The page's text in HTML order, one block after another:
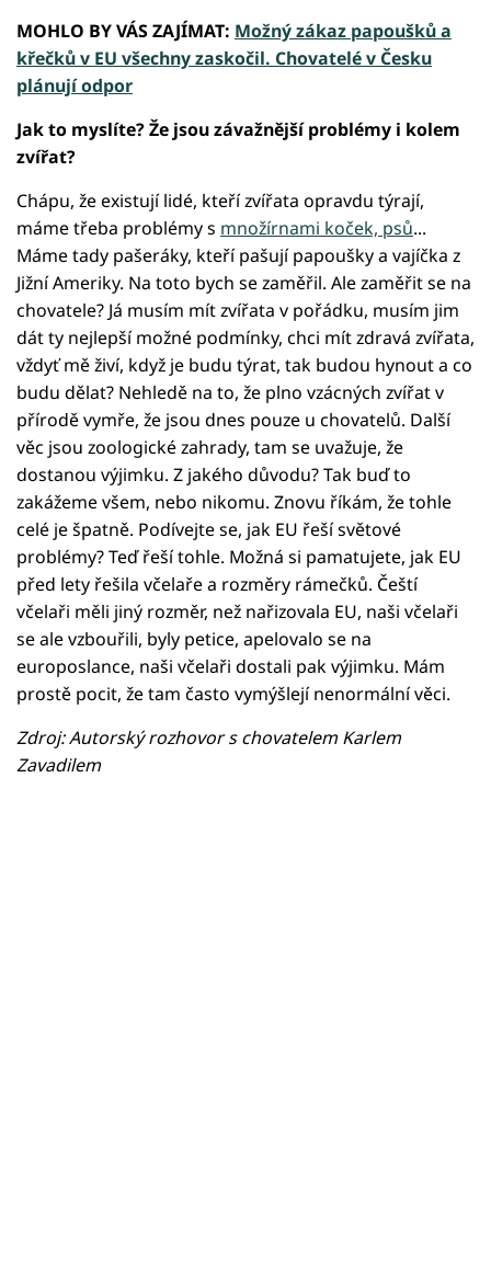
MOHLO BY VÁS ZAJÍMAT: Možný zákaz papoušků a
křečků v EU všechny zaskočil. Chovatelé v Česku
plánují odpor
Jak to myslíte? Že jsou závažnější problémy i kolem
zvířat?
Chápu, že existují lidé, kteří zvířata opravdu týrají,
máme třeba problémy s množírnami koček, psů...
Máme tady pašeráky, kteří pašují papoušky a vajíčka z
Jižní Ameriky. Na toto bych se zaměřil. Ale zaměřit se na
chovatele? Já musím mít zvířata v pořádku, musím jim
dát ty nejlepší možné podmínky, chci mít zdravá zvířata,
vždyť mě živí, když je budu týrat, tak budou hynout a co
budu dělat? Nehledě na to, že plno vzácných zvířat v
přírodě vymře, že jsou dnes pouze u chovatelů. Další
věc jsou zoologické zahrady, tam se uvažuje, že
dostanou výjimku. Z jakého důvodu? Tak buď to
zakážeme všem, nebo nikomu. Znovu říkám, že tohle
celé je špatně. Podívejte se, jak EU řeší světové
problémy? Teď řeší tohle. Možná si pamatujete, jak EU
před lety řešila včelaře a rozměry rámečků. Čeští
včelaři měli jiný rozměr, než nařizovala EU, naši včelaři
se ale vzbouřili, byly petice, apelovalo se na
europoslance, naši včelaři dostali pak výjimku. Mám
prostě pocit, že tam často vymýšlejí nenormální věci.
Zdroj: Autorský rozhovor s chovatelem Karlem
Zavadilem